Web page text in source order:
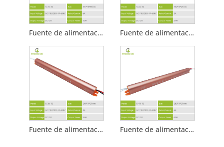
Fuente de alimentación LED ultradelgada 12v6a Fuente de alimentación LED ultradelgada dorada 12v2a
Fuente de alimentación LED ultradelgada dorada 12v3a Fuente de alimentación LED ultradelgada dorada 12v4a